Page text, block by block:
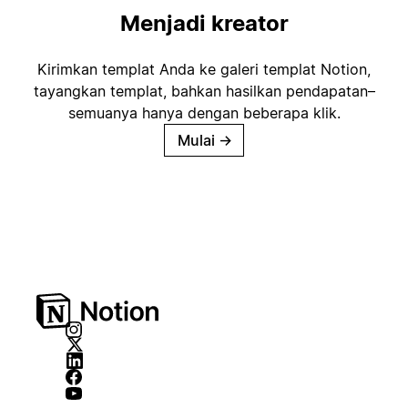
Menjadi kreator
Kirimkan templat Anda ke galeri templat Notion,
tayangkan templat, bahkan hasilkan pendapatan–
semuanya hanya dengan beberapa klik.
Mulai →